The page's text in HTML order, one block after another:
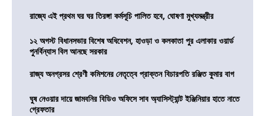
রাজ্যে এই প্রথম ঘর ঘর তিরঙ্গা কর্মসূচি পালিত হবে, ঘোষণা মুখ্যমন্ত্রীর
১২ অগস্ট বিধানসভার বিশেষ অধিবেশন, হাওড়া ও কলকাতা পুর এলাকার ওয়ার্ড
পুনর্বিন্যাস বিল আনছে সরকার
রাজ্য অনগ্রসর শ্রেণী কমিশনের নেতৃত্বে প্রাক্তন বিচারপতি রঞ্জিত কুমার বাগ
ঘুষ নেওয়ার দায়ে জামবনির বিডিও অফিসে সাব অ্যাসিস্ট্যান্ট ইঞ্জিনিয়ার হাতে নাতে
গ্রেফতার